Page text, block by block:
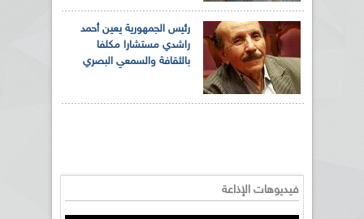
رئيس الجمهورية يعين أحمد
راشدي مستشارا مكلفا
بالثقافة والسمعي البصري
فيديوهات الإذاعة